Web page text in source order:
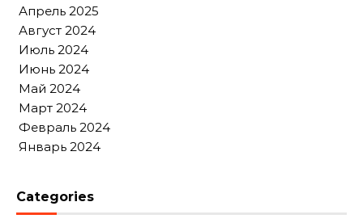
Апрель 2025
Август 2024
Июль 2024
Июнь 2024
Май 2024
Март 2024
Февраль 2024
Январь 2024
Categories